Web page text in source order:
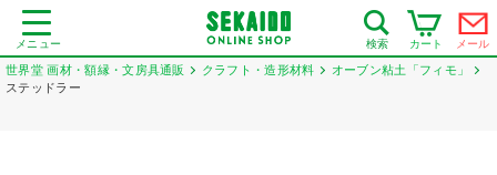
メニュー 検索 カート メール
世界堂 画材・額縁・文房具通販 クラフト・造形材料
オーブン粘土「フィモ」
ステッドラー